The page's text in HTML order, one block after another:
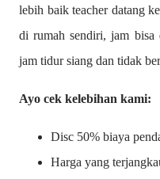
lebih baik teacher datang
di rumah sendiri, jam bisa
jam tidur siang dan tidak
Ayo cek kelebihan kami:
Disc 50% biaya
Harga yang